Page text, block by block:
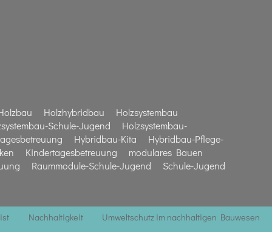
Holzhybridbau
Holzsystembau
Schule-Jugend
Holzsystembau-
Hybridbau-Kita
Hybridbau-Pflege-
Kindertagesbetreuung
modulares Bauen
Raummodule-Schule-Jugend
Schule-Jugend
Nachhaltigkeit Umweltschutz im nachhaltigen Bauwesen